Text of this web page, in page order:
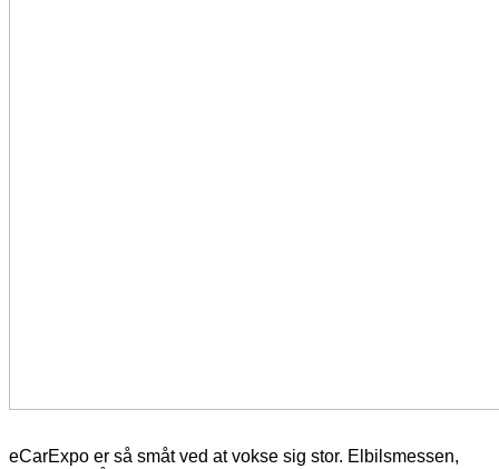
eCarExpo er så småt ved at vokse sig stor. Elbilsmessen,